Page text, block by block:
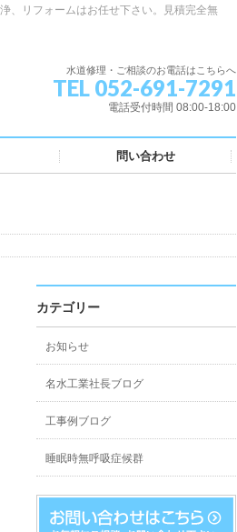
、リフォームはお任せ下さい。見積完全無
水道修理・ご相談のお電話はこちらへ
TEL 052-691-7291
電話受付時間 08:00-18:00
問い合わせ
カテゴリー
お知らせ
名水工業社長ブログ
工事例ブログ
睡眠時無呼吸症候群